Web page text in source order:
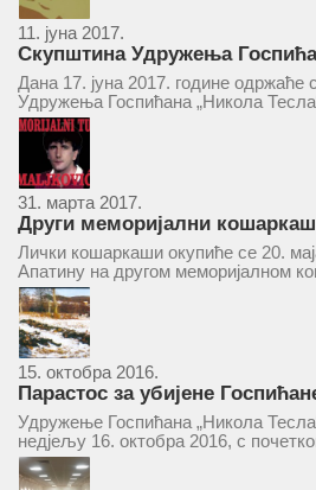
11. јуна 2017.
Скупштина Удружења
у суботу 17. јуна 2017.
Дана 17. јуна 2017. године одржаће
Удружења Госпићана „Никола
ће се одржати у простору ресторана
9 Београд, у 11 часова. За
31. марта 2017.
Други меморијални
Маљковић Маљак“ у Апатину
Лички кошаркаши окупиће се 20.
Апатину на другом меморијалном
„Милан Маљковић Маљак“. Као и
учествоваће екипе Госпића, Личког
комбинована екипа кошаркаша из...
15. октобра 2016.
Парастос за убијене
Удружење Госпићана „Никола
недјељу 16. октобра 2016, с
у цркву Светог оца Николаја у
1), гдје ће бити служен парастос за...